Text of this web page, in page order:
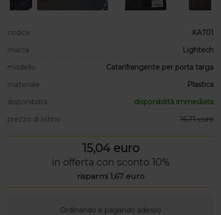
codice
KAT01
marca
Lightech
modello
Catarifrangente per porta targa
materiale
Plastica
disponibilità
disponibilità immediata
prezzo di listino
16,71 euro
15,04 euro
in offerta con sconto 10%
risparmi 1,67 euro
Ordinando e pagando adesso